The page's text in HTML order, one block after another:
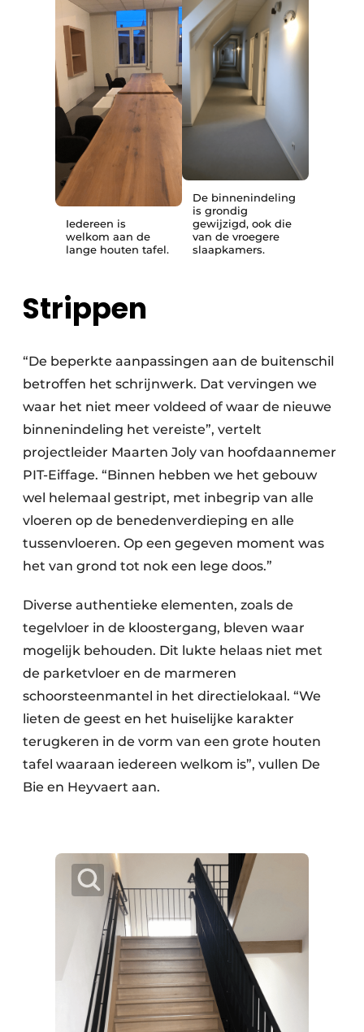
Iedereen is
welkom aan de
lange houten tafel.
De binnenindeling
is grondig
gewijzigd, ook die
van de vroegere
slaapkamers.
Strippen
“De beperkte aanpassingen aan de buitenschil
betroffen het schrijnwerk. Dat vervingen we
waar het niet meer voldeed of waar de nieuwe
binnenindeling het vereiste”, vertelt
projectleider Maarten Joly van hoofdaannemer
PIT-Eiffage. “Binnen hebben we het gebouw
wel helemaal gestript, met inbegrip van alle
vloeren op de benedenverdieping en alle
tussenvloeren. Op een gegeven moment was
het van grond tot nok een lege doos.”
Diverse authentieke elementen, zoals de
tegelvloer in de kloostergang, bleven waar
mogelijk behouden. Dit lukte helaas niet met
de parketvloer en de marmeren
schoorsteenmantel in het directielokaal. “We
lieten de geest en het huiselijke karakter
terugkeren in de vorm van een grote houten
tafel waaraan iedereen welkom is”, vullen De
Bie en Heyvaert aan.